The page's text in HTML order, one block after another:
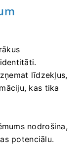
līdzekļus,
kas tika
nodrošina,
potenciālu.